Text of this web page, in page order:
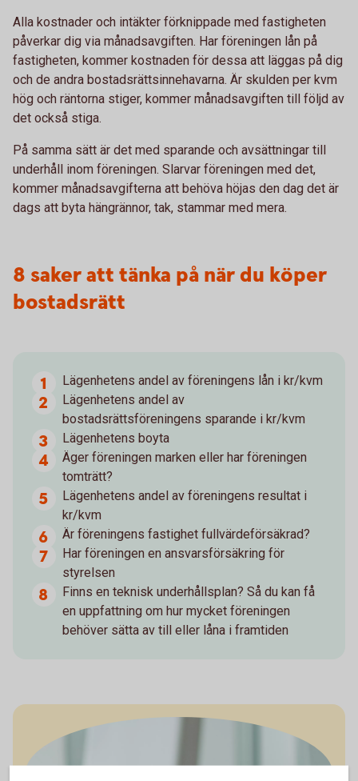
Alla kostnader och intäkter förknippade med fastigheten
påverkar dig via månadsavgiften. Har föreningen lån på
fastigheten, kommer kostnaden för dessa att läggas på dig
och de andra bostadsrättsinnehavarna. Är skulden per kvm
hög och räntorna stiger, kommer månadsavgiften till följd av
det också stiga.
På samma sätt är det med sparande och avsättningar till
underhåll inom föreningen. Slarvar föreningen med det,
kommer månadsavgifterna att behöva höjas den dag det är
dags att byta hängrännor, tak, stammar med mera.
8 saker att tänka på när du köper
bostadsrätt
Lägenhetens andel av föreningens lån i kr/kvm
Lägenhetens andel av
bostadsrättsföreningens sparande i kr/kvm
Lägenhetens boyta
Äger föreningen marken eller har föreningen
tomträtt?
Lägenhetens andel av föreningens resultat i
kr/kvm
Är föreningens fastighet fullvärdeförsäkrad?
Har föreningen en ansvarsförsäkring för
styrelsen
Finns en teknisk underhållsplan? Så du kan få
en uppfattning om hur mycket föreningen
behöver sätta av till eller låna i framtiden